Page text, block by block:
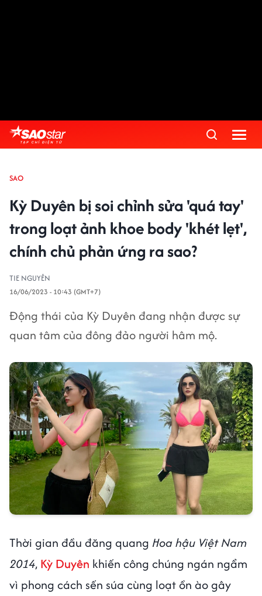
SAO
Kỳ Duyên bị soi chỉnh sửa 'quá tay'
trong loạt ảnh khoe body 'khét lẹt',
chính chủ phản ứng ra sao?
TIE NGUYÊN
16/06/2023 - 10:43 (GMT+7)
Động thái của Kỳ Duyên đang nhận được sự
quan tâm của đông đảo người hâm mộ.
Thời gian đầu đăng quang Hoa hậu Việt Nam
2014, Kỳ Duyên khiến công chúng ngán ngẩm
vì phong cách sến súa cùng loạt ồn ào gây